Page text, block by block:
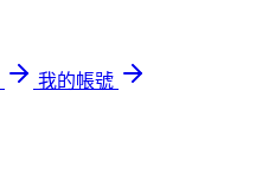
我的帳號